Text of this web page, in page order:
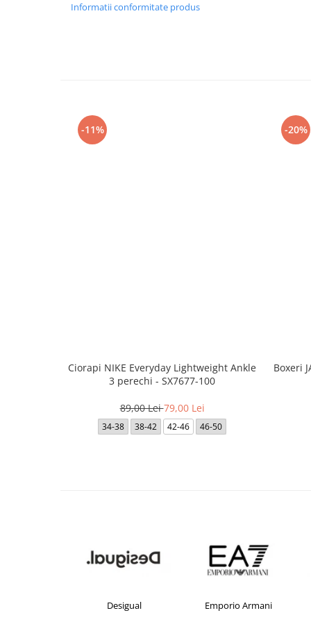
Informatii conformitate produs
-11%
Ciorapi NIKE Everyday Lightweight Ankle
3 perechi - SX7677-100
89,00 Lei79,00 Lei
34-38 38-42 42-46 46-50
-20%
Boxeri
Desigual Emporio Armani